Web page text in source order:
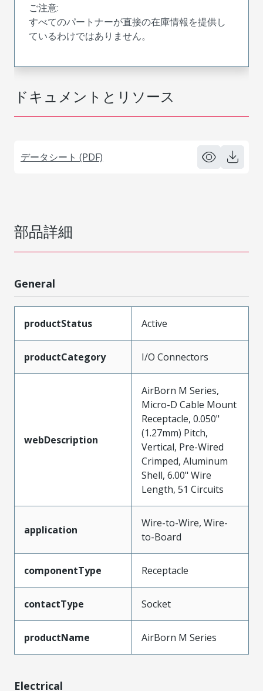
ドキュメントとリソース
データシート (PDF)
ご注意:
すべてのパートナーが直接の在庫情報を提供し
ているわけではありません。
部品詳細
General
productStatus Active
productCategory I/O Connectors
webDescription
AirBorn M Series,
Micro-D Cable Mount
Receptacle, 0.050"
(1.27mm) Pitch,
Vertical, Pre-Wired
Crimped, Aluminum
Shell, 6.00" Wire
Length, 51 Circuits
application
Wire-to-Wire, Wire-
to-Board
componentType Receptacle
contactType Socket
productName AirBorn M Series
Electrical